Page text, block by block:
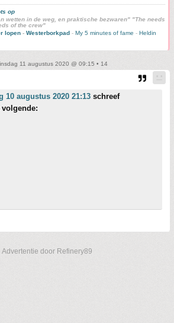
op
wetten in de weg, en praktische bezwaren" "The needs
of the crew"
lopen - Westerborkpad - My 5 minutes of fame - Heldin
11 augustus 2020 @ 09:15 • 14
10 augustus 2020 21:13 schreef
volgende:
door Refinery89